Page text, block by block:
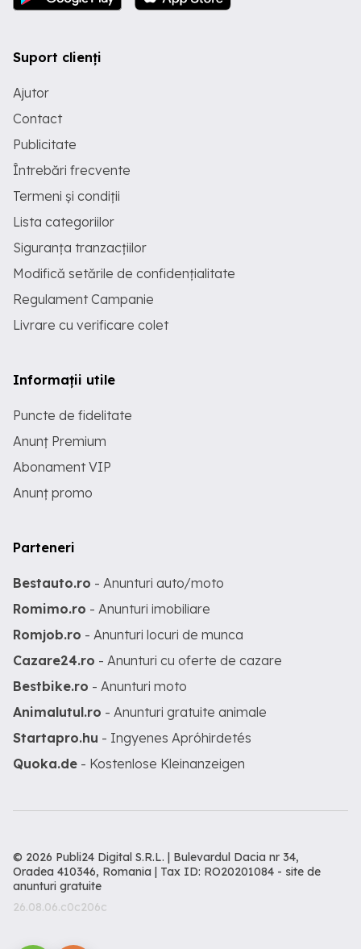
Suport clienți
Ajutor
Contact
Publicitate
Întrebări frecvente
Termeni și condiții
Lista categoriilor
Siguranța tranzacțiilor
Modifică setările de confidențialitate
Regulament Campanie
Livrare cu verificare colet
Informații utile
Puncte de fidelitate
Anunț Premium
Abonament VIP
Anunț promo
Parteneri
Bestauto.ro - Anunturi auto/moto
Romimo.ro - Anunturi imobiliare
Romjob.ro - Anunturi locuri de munca
Cazare24.ro - Anunturi cu oferte de cazare
Bestbike.ro - Anunturi moto
Animalutul.ro - Anunturi gratuite animale
Startapro.hu - Ingyenes Apróhirdetés
Quoka.de - Kostenlose Kleinanzeigen
© 2026 Publi24 Digital S.R.L. | Bulevardul Dacia nr 34,
Oradea 410346, Romania | Tax ID: RO20201084 - site de
anunturi gratuite
26.08.06.c0c206c